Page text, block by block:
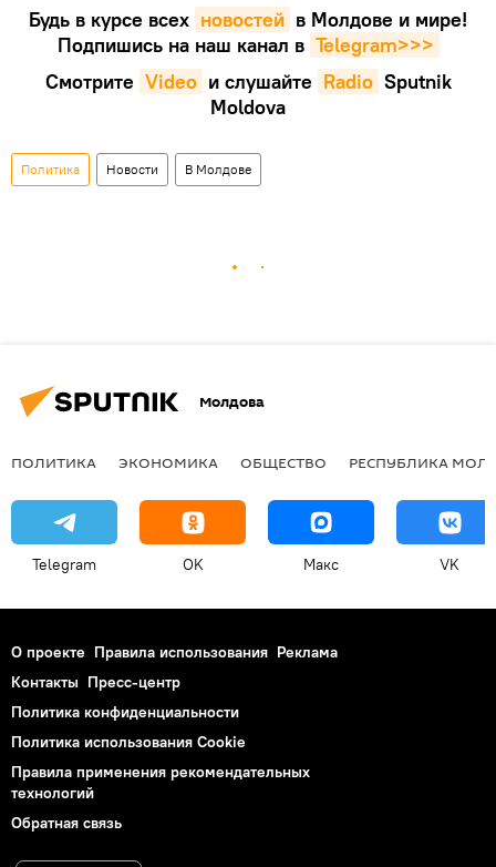
Будь в курсе всех новостей в Молдове и мире!
Подпишись на наш канал в Telegram>>>
Смотрите Video и слушайте Radio Sputnik
Moldova
Политика Новости В Молдове
Молдова
ПОЛИТИКА ЭКОНОМИКА ОБЩЕСТВО РЕСПУБЛИКА
Telegram OK Макс VK
О проекте Правила использования Реклама
Контакты Пресс-центр
Политика конфиденциальности
Политика использования Cookie
Правила применения рекомендательных
технологий
Обратная связь